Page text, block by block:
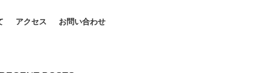
アクセス お問い合わせ